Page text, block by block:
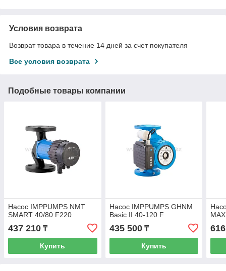
Условия возврата
Возврат товара в течение 14 дней за счет покупателя
Все условия возврата
Подобные товары компании
Насос IMPPUMPS NMT
SMART 40/80 F220
437 210 ₸
Купить
Насос IMPPUMPS GHNM
Basic II 40-120 F
435 500₸
Купить